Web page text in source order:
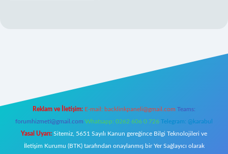
Reklam ve İletişim: E-mail: backlinkpaneli@gmail.com Teams:
forumhizmeti@gmail.com Whatsapp: 0262 606 0 726 Telegram: @karabul
Yasal Uyarı: Sitemiz, 5651 Sayılı Kanun gereğince Bilgi Teknolojileri ve
İletişim Kurumu (BTK) tarafından onaylanmış bir Yer Sağlayıcı olarak